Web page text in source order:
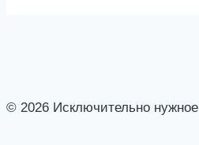
© 2026 Исключительно нужное